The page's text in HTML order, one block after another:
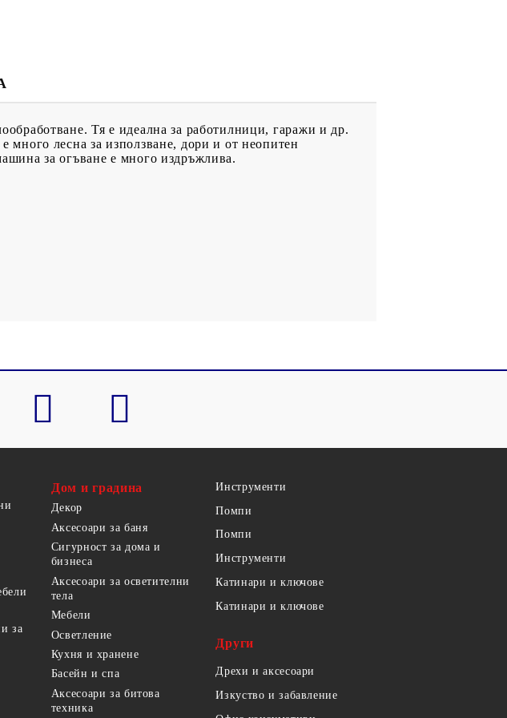
Тя е идеална за работилници, гаражи и др.
много лесна за използване, дори и от неопитен
за огъване е много издръжлива.
за
Дом и градина
Декор
Аксесоари за баня
Сигурност за дома и
бизнеса
Аксесоари за осветителни
тела
Мебели
Осветление
Кухня и хранене
Басейн и спа
Аксесоари за битова
техника
Инструменти
Помпи
Помпи
Инструменти
Катинари и ключове
Катинари и ключове
Други
Дрехи и аксесоари
Изкуство и забавление